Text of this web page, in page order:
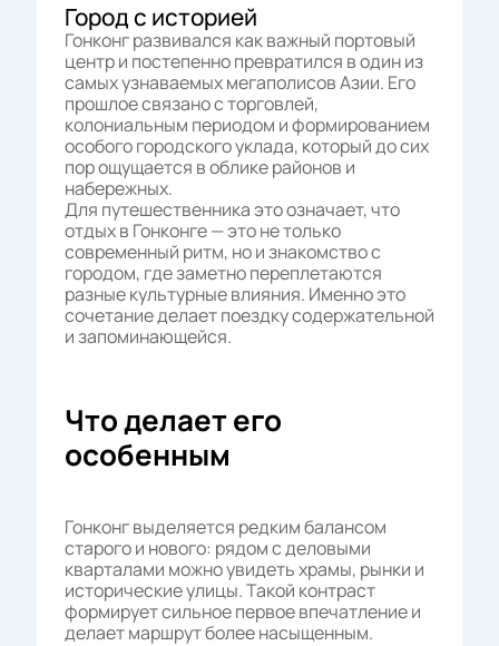
Город с историей
Гонконг развивался как важный портовый
центр и постепенно превратился в один из
самых узнаваемых мегаполисов Азии. Его
прошлое связано с торговлей,
колониальным периодом и формированием
особого городского уклада, который до сих
пор ощущается в облике районов и
набережных.
Для путешественника это означает, что
отдых в Гонконге — это не только
современный ритм, но и знакомство с
городом, где заметно переплетаются
разные культурные влияния. Именно это
сочетание делает поездку содержательной
и запоминающейся.
Что делает его
особенным
Гонконг выделяется редким балансом
старого и нового: рядом с деловыми
кварталами можно увидеть храмы, рынки и
исторические улицы. Такой контраст
формирует сильное первое впечатление и
делает маршрут более насыщенным.